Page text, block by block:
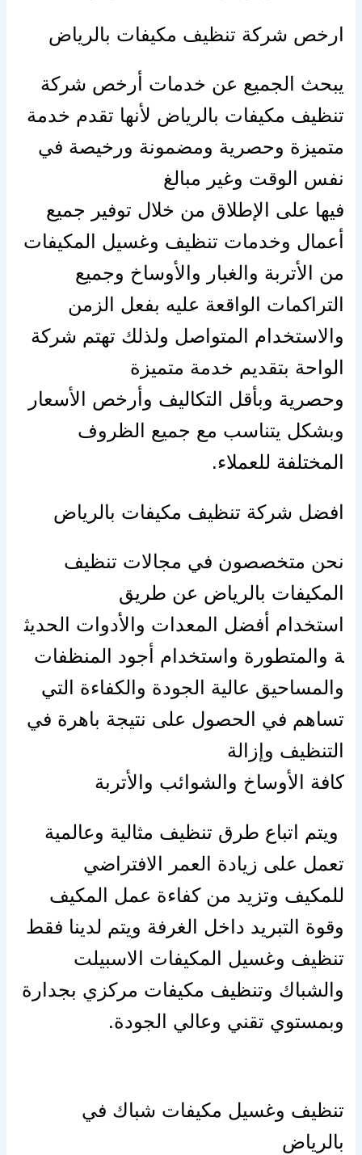
ارخص شركة تنظيف مكيفات بالرياض
يبحث الجميع عن خدمات أرخص شركة
تنظيف مكيفات بالرياض لأنها تقدم خدمة
متميزة وحصرية ومضمونة ورخيصة في
نفس الوقت وغير مبالغ
فيها على الإطلاق من خلال توفير جميع
أعمال وخدمات تنظيف وغسيل المكيفات
من الأتربة والغبار والأوساخ وجميع
التراكمات الواقعة عليه بفعل الزمن
والاستخدام المتواصل ولذلك تهتم شركة
الواحة بتقديم خدمة متميزة
وحصرية وبأقل التكاليف وأرخص الأسعار
وبشكل يتناسب مع جميع الظروف
المختلفة للعملاء.
افضل شركة تنظيف مكيفات بالرياض
نحن متخصصون في مجالات تنظيف
المكيفات بالرياض عن طريق
استخدام أفضل المعدات والأدوات الحديث
ة والمتطورة واستخدام
أجود المنظفات
والمساحيق عالية الجودة والكفاءة التي
تساهم في الحصول على نتيجة باهرة في
التنظيف وإزالة
كافة
الأوساخ والشوائب والأتربة
ويتم اتباع طرق تنظيف مثالية وعالمية
تعمل على زيادة العمر الافتراضي
للمكيف وتزيد من كفاءة عمل المكيف
وقوة التبريد داخل الغرفة ويتم لدينا فقط
تنظيف وغسيل المكيفات الاسبيلت
والشباك وتنظيف مكيفات مركزي بجدارة
وبمستوي تقني وعالي الجودة.
تنظيف وغسيل مكيفات شباك في
بالرياض